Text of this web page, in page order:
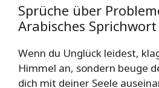
Sprüche über
Arabisches Sprichwort
Wenn du Unglück leidest,
Himmel an, sondern beuge
dich mit deiner Seele